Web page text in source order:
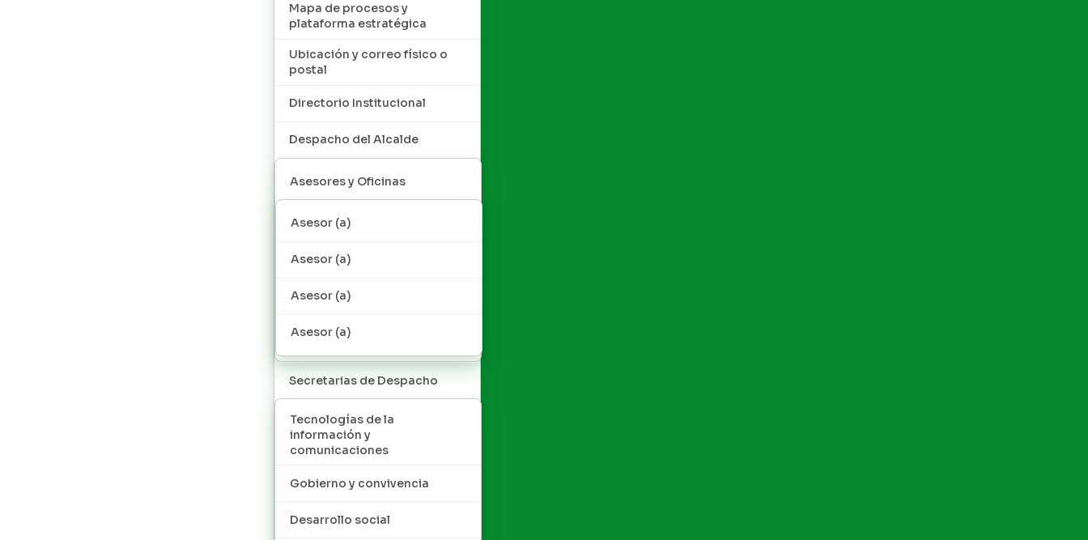
Mapa de procesos y
plataforma estratégica
Ubicación y correo físico o
postal
Directorio Institucional
Despacho del Alcalde
Asesores y Oficinas
Asesor (a)
Asesor (a)
Asesor (a)
Asesor (a)
Secretarias de Despacho
Tecnologías de la
información y
comunicaciones
Gobierno y convivencia
Desarrollo social